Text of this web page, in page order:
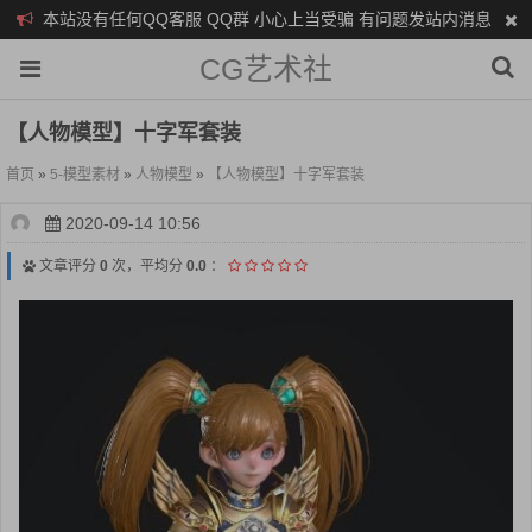
本站没有任何QQ客服 QQ群 小心上当受骗 有问题发站内消息
CG艺术社
【人物模型】十字军套装
首页 » 5-模型素材 » 人物模型 » 【人物模型】十字军套装
2020-09-14 10:56
文章评分 0 次，平均分 0.0 ：